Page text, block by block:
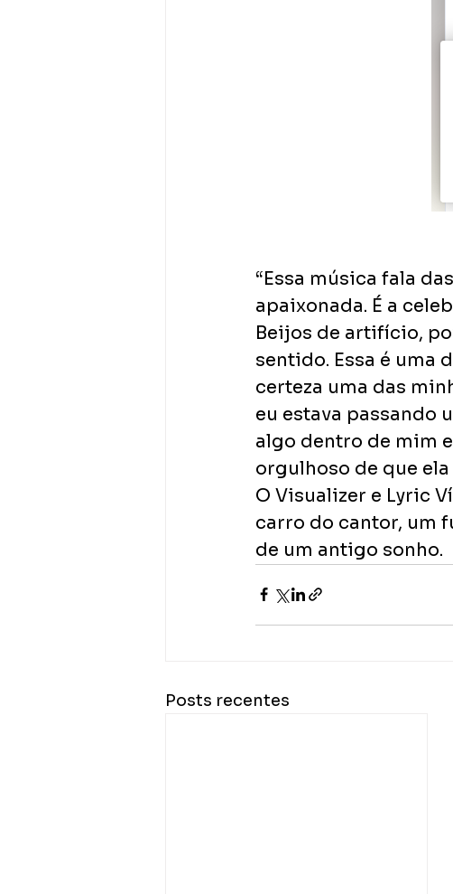
“Essa música fala
apaixonada. É a
Beijos de artifício,
sentido. Essa é uma
certeza uma das
eu estava passando
algo dentro de mim
orgulhoso de que
O Visualizer e Lyric
carro do cantor, um
de um antigo sonho.
Posts recentes